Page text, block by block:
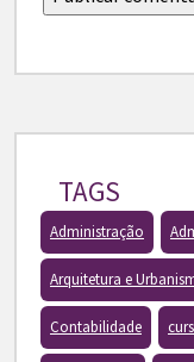
TAGS
Administração
Arquitetura e
Contabilidade